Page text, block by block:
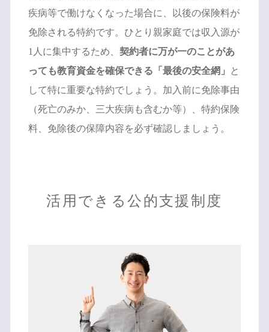
疾病等で働けなくなった場合に、以後の保険料が
免除される特約です。ひとり親家庭では収入源が
1人に集中するため、 契約者に万が一のことがあ
っても教育資金を確保できる「最後の安全網」
と
して特に重要な特約でしょう。加入前に免除事由
（死亡のみか、三大疾病も含むか等）、特約保険
料、免除後の保障内容を必ず確認しましょう。
活用できる公的支援制度